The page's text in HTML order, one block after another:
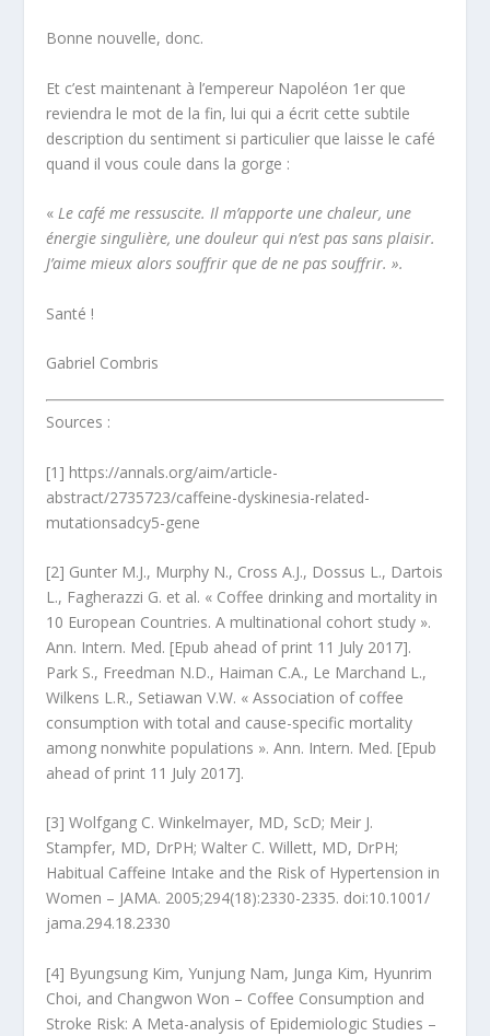
Bonne nouvelle, donc.
Et c’est maintenant à l’empereur Napoléon 1 er que
reviendra le mot de la fin, lui qui a écrit cette subtile
description du sentiment si particulier que laisse le café
quand il vous coule dans la gorge :
« Le café me ressuscite. Il m’apporte une chaleur, une
énergie singulière, une douleur qui n’est pas sans plaisir.
J’aime mieux alors souffrir que de ne pas souffrir. ».
Santé !
Gabriel Combris
Sources :
[1] https://annals.org/aim/article-
abstract/2735723/caffeine-dyskinesia-related-
mutationsadcy5-gene
[2] Gunter M.J., Murphy N., Cross A.J., Dossus L., Dartois
L., Fagherazzi G. et al. « Coffee drinking and mortality in
10 European Countries. A multinational cohort study ».
Ann. Intern. Med. [Epub ahead of print 11 July 2017].
Park S., Freedman N.D., Haiman C.A., Le Marchand L.,
Wilkens L.R., Setiawan V.W. « Association of coffee
consumption with total and cause-specific mortality
among nonwhite populations ». Ann. Intern. Med. [Epub
ahead of print 11 July 2017].
[3] Wolfgang C. Winkelmayer, MD, ScD; Meir J.
Stampfer, MD, DrPH; Walter C. Willett, MD, DrPH;
Habitual Caffeine Intake and the Risk of Hypertension in
Women – JAMA. 2005;294(18):2330-2335. doi:10.1001/
jama.294.18.2330
[4] Byungsung Kim, Yunjung Nam, Junga Kim, Hyunrim
Choi, and Changwon Won – Coffee Consumption and
Stroke Risk: A Meta-analysis of Epidemiologic Studies –